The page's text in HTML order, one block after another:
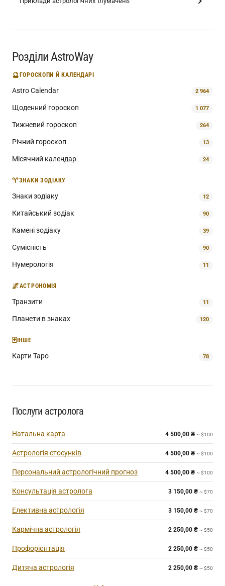
Розділи AstroWay
🔮ГОРОСКОПИ Й КАЛЕНДАРІ
Astro Calendar 2 964
Щоденний гороскоп 1 077
Тижневий гороскоп 264
Річний гороскоп 13
Місячний календар 24
♈ЗНАКИ ЗОДІАКУ
Знаки зодіаку 12
Китайський зодіак 90
Камені зодіаку 39
Сумісність 90
Нумерологія 11
🌌АСТРОНОМІЯ
Транзити 11
Планети в знаках 120
🃏ІНШЕ
Карти Таро 78
Послуги астролога
Натальна карта 4 500,00 ₴ ~ $100
Астрологія стосунків 4 500,00 ₴ ~ $100
Персональний астрологічний прогноз 4 500,00 ₴ ~ $100
Консультація астролога 3 150,00 ₴ ~ $70
Елективна астрологія 3 150,00 ₴ ~ $70
Кармічна астрологія 2 250,00 ₴ ~ $50
Профорієнтація 2 250,00 ₴ ~ $50
Дитяча астрологія 2 250,00 ₴ ~ $50